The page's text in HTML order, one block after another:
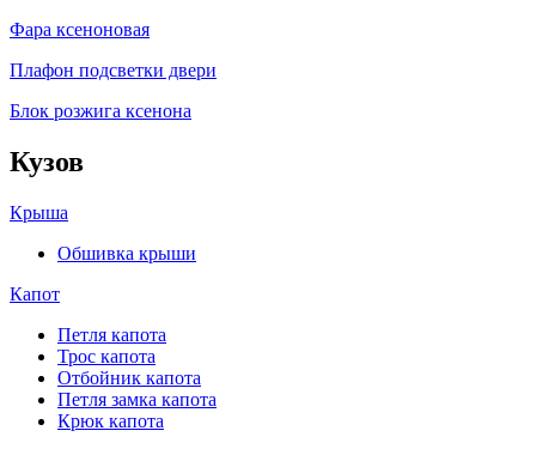
Фара ксеноновая
Плафон подсветки двери
Блок розжига ксенона
Кузов
Крыша
Обшивка крыши
Капот
Петля капота
Трос капота
Отбойник капота
Петля замка капота
Крюк капота